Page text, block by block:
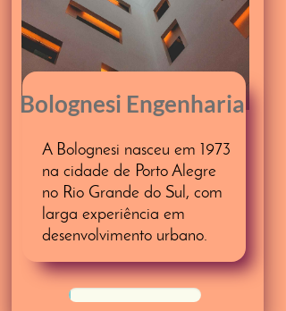
A Bolognesi nasceu em 1973
na cidade de Porto Alegre
no Rio Grande do Sul, com
larga experiência em
desenvolvimento urbano.
Bolognesi Engenharia